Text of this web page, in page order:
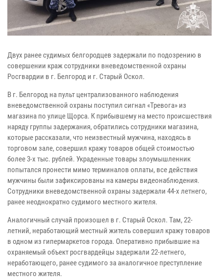
Двух ранее судимых белгородцев задержали по подозрению в
совершении краж сотрудники вневедомственной охраны
Росгвардии в г. Белгород и г. Старый Оскол.
В г. Белгород на пульт централизованного наблюдения
вневедомственной охраны поступил сигнал «Тревога» из
магазина по улице Щорса. К прибывшему на место происшествия
наряду группы задержания, обратились сотрудники магазина,
которые рассказали, что неизвестный мужчина, находясь в
торговом зале, совершил кражу товаров общей стоимостью
более 3-х тыс. рублей. Украденные товары злоумышленник
попытался пронести мимо терминалов оплаты, все действия
мужчины были зафиксированы на камеры видеонаблюдения.
Сотрудники вневедомственной охраны задержали 44-х летнего,
ранее неоднократно судимого местного жителя.
Аналогичный случай произошел в г. Старый Оскол. Там, 22-
летний, неработающий местный житель совершил кражу товаров
в одном из гипермаркетов города. Оперативно прибывшие на
охраняемый объект росгвардейцы задержали 22-летнего,
неработающего, ранее судимого за аналогичное преступление
местного жителя.